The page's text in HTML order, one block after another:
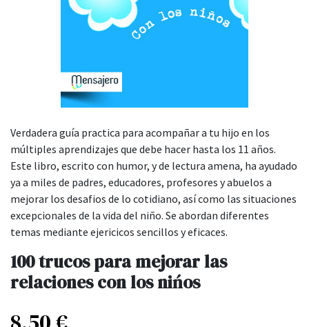
Verdadera guía practica para acompañar a tu hijo en los
múltiples aprendizajes que debe hacer hasta los 11 años.
Este libro, escrito con humor, y de lectura amena, ha ayudado
ya a miles de padres, educadores, profesores y abuelos a
mejorar los desafios de lo cotidiano, así como las situaciones
excepcionales de la vida del niño. Se abordan diferentes
temas mediante ejericicos sencillos y eficaces.
100 trucos para mejorar las
relaciones con los nińos